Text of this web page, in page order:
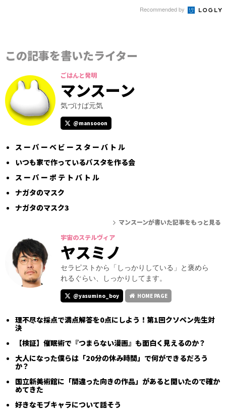
Recommended by
この記事を書いたライター
ごはんと発明
マンスーン
気づけば元気
@mansooon
ス ー パ ー ベ ビ ー ス タ ー バ ト ル
いつも家で作っているパスタを作る会
ス ー パ ー ポ テ ト バ ト ル
ナガタのマスク
ナガタのマスク3
マンスーンが書いた記事をもっと見る
宇宙のステルヴィア
ヤスミノ
セラピストから「しっかりしている」と褒めら
れるぐらい、しっかりしてます。
@yasumino_boy HOME PAGE
理不尽な採点で満点解答を0点にしよう！第1回クソペン先生対
決
【検証】催眠術で『つまらない漫画』も面白く見えるのか？
大人になった僕らは「20分の休み時間」で何ができるだろう
か？
国立新美術館に「間違った向きの作品」があると聞いたので確か
めてきた
好きなモブキャラについて話そう